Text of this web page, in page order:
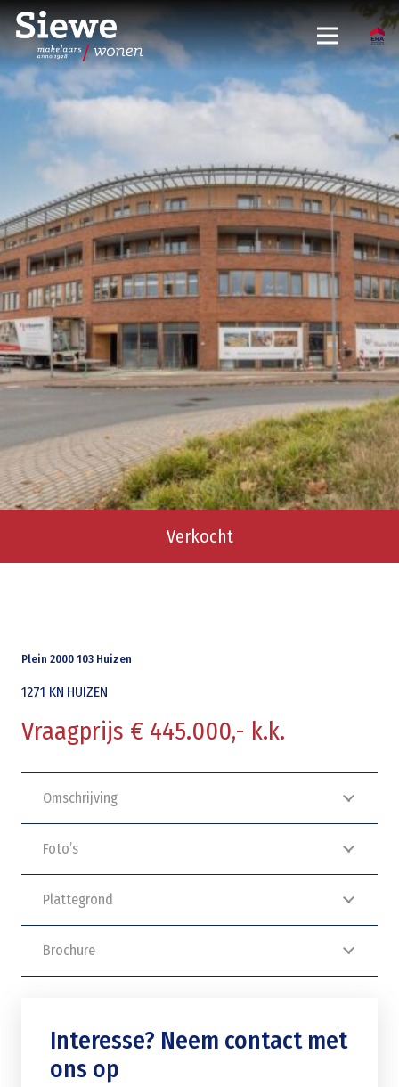
Verkocht
Plein 2000 103 Huizen
1271 KN HUIZEN
Vraagprijs € 445.000,- k.k.
Omschrijving
Foto’s
Plattegrond
Brochure
Interesse? Neem contact met
ons op